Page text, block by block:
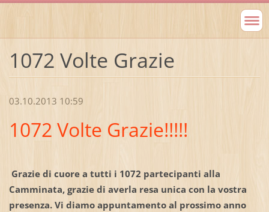
1072 Volte Grazie
03.10.2013 10:59
1072 Volte Grazie!!!!!
Grazie di cuore a tutti i 1072 partecipanti alla
Camminata, grazie di averla resa unica con la vostra
presenza. Vi diamo appuntamento al prossimo anno